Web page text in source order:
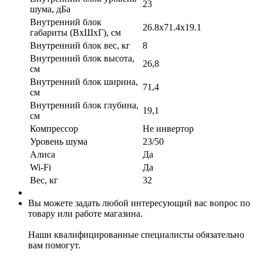
шума, дБа
23
Внутренний блок
габариты (ВхШхГ), см
26.8x71.4x19.1
Внутренний блок вес, кг
8
Внутренний блок высота,
см
26,8
Внутренний блок ширина,
см
71,4
Внутренний блок глубина,
см
19,1
Компрессор
Не инвертор
Уровень шума
23/50
Алиса
Да
Wi-Fi
Да
Вес, кг
32
Вы можете задать любой интересующий вас вопрос по
товару или работе магазина.
Наши квалифицированные специалисты обязательно
вам помогут.